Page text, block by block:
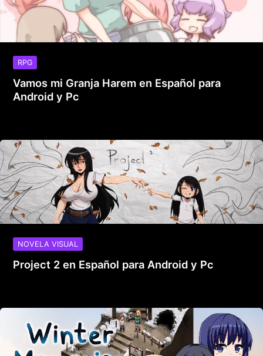
RPG
Vamos mi Granja Harem en Español para
Android y Pc
NOVELA VISUAL
Project 2 en Español para Android y Pc